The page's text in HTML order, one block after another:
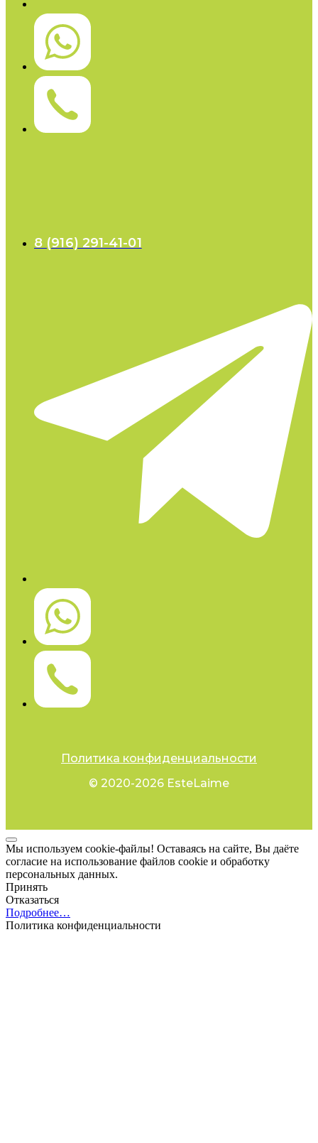
8 (916) 291-41-01
Политика конфиденциальности
© 2020-2026 EsteLaime
Мы используем cookie-файлы! Оставаясь на сайте, Вы даёте
согласие на использование файлов cookie и обработку
персональных данных.
Принять
Отказаться
Подробнее…
Политика конфиденциальности